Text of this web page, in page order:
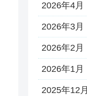
2026年4月
2026年3月
2026年2月
2026年1月
2025年12月